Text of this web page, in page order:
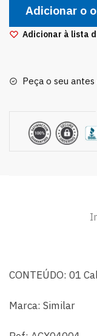
Direito
Hidráulic
307
quantidade
Adicionar o
Adicionar à lista
Peça o seu
CONTEÚDO: 01
Marca: Similar